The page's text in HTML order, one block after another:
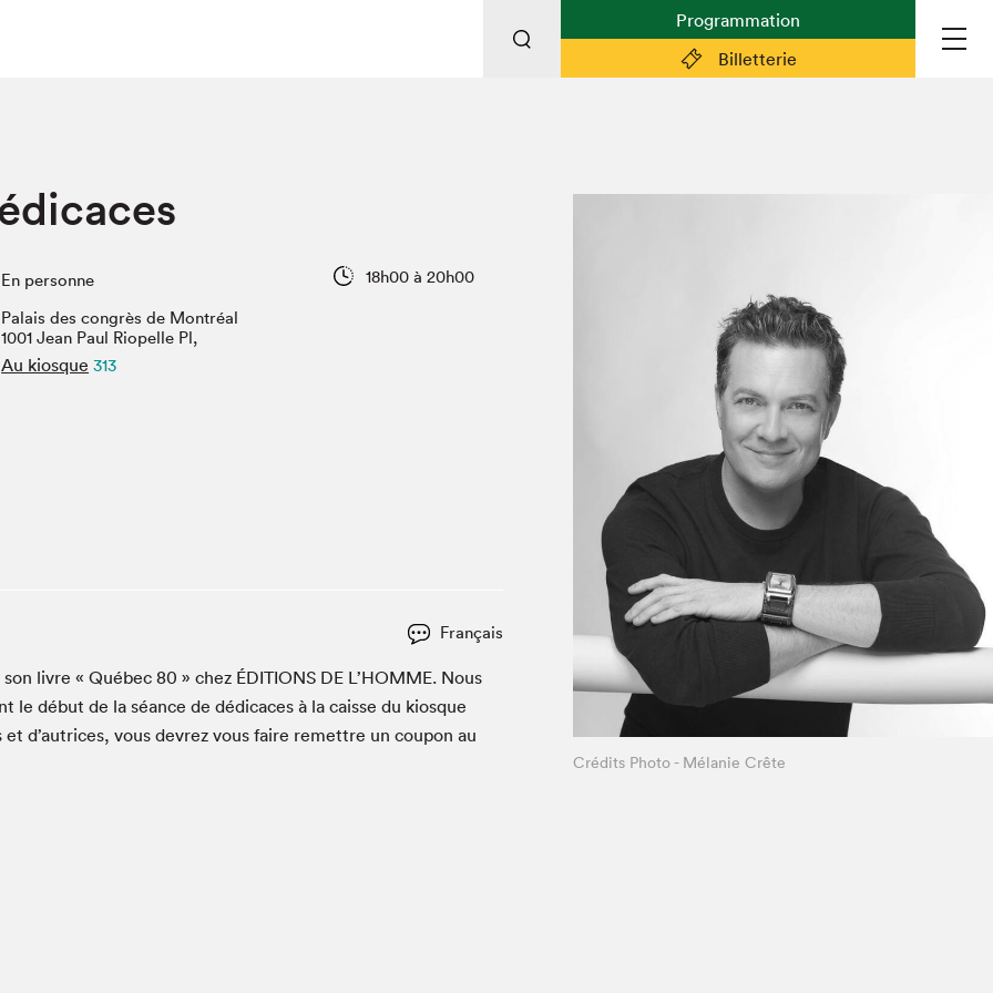
Billetterie
Programmation
Salon
Traiteur
des
harcèlement
Vitrine du Festival littéraire international Metropolis
bleu
La lecture en cadeau
FAQ visiteur·euse·s
Espace professionnel·le·s
Espace enseignant·e·s
Espace médias
Devenir bénévole
Espace exposant·e·s
Le Salon dans la ville, espace
organisateur⋅rice
> SLM Pro
En personne
18h00 à 20h00
Palais des congrès de Montréal
1001 Jean Paul Riopelle Pl,
Au kiosque 313
Français
livre « Québec80 » chez ÉDI­TIONS DEL’HOMME. Nous
le début de la séance de dédi­caces à la caisse du kiosque
d’autrices, vous devrez vous faire remet­tre un coupon au
Crédits Photo - Mélanie Crête